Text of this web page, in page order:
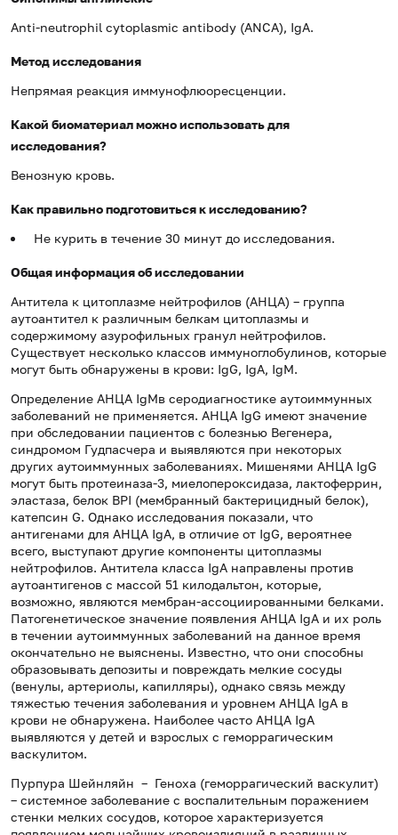
Anti-neutrophil cytoplasmic antibody (ANCA), IgA.
Метод исследования
Непрямая реакция иммунофлюоресценции.
Какой биоматериал можно использовать для
исследования?
Венозную кровь.
Как правильно подготовиться к исследованию?
Не курить в течение 30 минут до исследования.
Общая информация об исследовании
Антитела к цитоплазме нейтрофилов (АНЦА) – группа
аутоантител к различным белкам цитоплазмы и
содержимому азурофильных гранул нейтрофилов.
Существует несколько классов иммуноглобулинов, которые
могут быть обнаружены в крови: IgG, IgA, IgM.
Определение АНЦА IgMв серодиагностике аутоиммунных
заболеваний не применяется. АНЦА IgG имеют значение
при обследовании пациентов с болезнью Вегенера,
синдромом Гудпасчера и выявляются при некоторых
других аутоиммунных заболеваниях. Мишенями АНЦА IgG
могут быть протеиназа-3, миелопероксидаза, лактоферрин,
эластаза, белок BPI (мембранный бактерицидный белок),
катепсин G. Однако исследования показали, что
антигенами для АНЦА IgA, в отличие от IgG, вероятнее
всего, выступают другие компоненты цитоплазмы
нейтрофилов. Антитела класса IgA направлены против
аутоантигенов с массой 51 килодальтон, которые,
возможно, являются мембран-ассоциированными белками.
Патогенетическое значение появления АНЦА IgА и их роль
в течении аутоиммунных заболеваний на данное время
окончательно не выяснены. Известно, что они способны
образовывать депозиты и повреждать мелкие сосуды
(венулы, артериолы, капилляры), однако связь между
тяжестью течения заболевания и уровнем АНЦА IgА в
крови не обнаружена. Наиболее часто АНЦА IgА
выявляются у детей и взрослых с геморрагическим
васкулитом.
Пурпура Шейнляйн – Геноха (геморрагический васкулит)
– системное заболевание с воспалительным поражением
стенки мелких сосудов, которое характеризуется